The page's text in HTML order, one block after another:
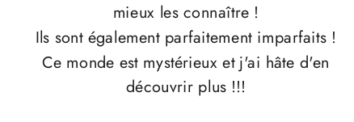
mieux les connaître !
Ils sont également parfaitement imparfaits !
Ce monde est mystérieux et j'ai hâte d'en
découvrir plus !!!